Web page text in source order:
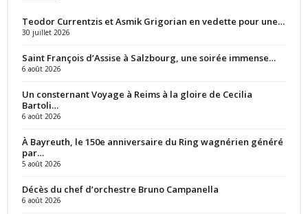
Teodor Currentzis et Asmik Grigorian en vedette pour une…
30 juillet 2026
Saint François d’Assise à Salzbourg, une soirée immense…
6 août 2026
Un consternant Voyage à Reims à la gloire de Cecilia
Bartoli…
6 août 2026
À Bayreuth, le 150e anniversaire du Ring wagnérien généré
par…
5 août 2026
Décès du chef d’orchestre Bruno Campanella
6 août 2026